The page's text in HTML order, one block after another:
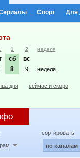
Спорт Для
1 2 неделя
сб вс
8 9 неделя
дня сейчас и скоро
сортировать:
по каналам